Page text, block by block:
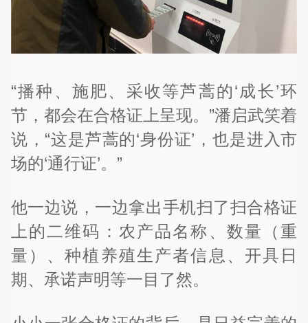
“播种、施肥、采收等芦蒿的‘成长’环
节，都会在合格证上呈现。”潘启武笑着
说，“这是芦蒿的‘身份证’，也是进入市
场的‘通行证’。”
他一边说，一边拿出手机扫了扫合格证
上的二维码：农产品名称、数量（重
量）、种植养殖生产者信息、开具日
期、承诺声明等一目了然。